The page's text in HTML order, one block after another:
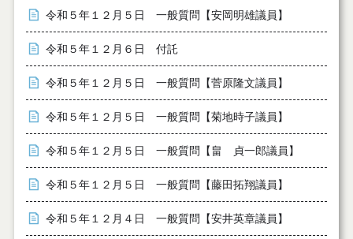
令和５年１２月５日 一般質問【安岡明雄議員】
令和５年１２月６日 付託
令和５年１２月５日 一般質問【菅原隆文議員】
令和５年１２月５日 一般質問【菊地時子議員】
令和５年１２月５日 一般質問【畠 貞一郎議員】
令和５年１２月５日 一般質問【藤田拓翔議員】
令和５年１２月４日 一般質問【安井英章議員】